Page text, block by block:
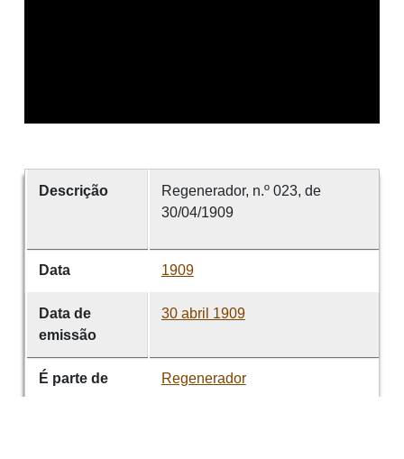
Descrição
Regenerador, n.º 023, de
30/04/1909
Data 1909
Data de
emissão
30 abril 1909
É parte de Regenerador